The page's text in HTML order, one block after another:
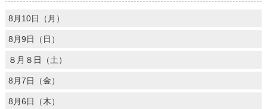
8月10日（月）
8月9日（日）
８月８日（土）
8月7日（金）
8月6日（木）